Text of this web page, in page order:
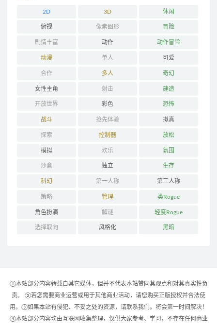
2D 3D 休闲
俯视 像素图形 冒险
剧情丰富 动作 动作冒险
动漫 单人 可爱
合作 多人 奇幻
女性主角 射击 建造
开放世界 彩色 恐怖
战斗 抢先体验 拟真
探索 控制器 放松
模拟 欢乐 氛围
沙盒 独立 生存
科幻 第一人称 第三人称
策略 管理 类Rogue
角色扮演 解谜 轻度Rogue
选择取向 风格化 黑暗
①本站部分内容转载自其它媒体，但并不代表本站赞同其观点和对其真实性负
责。 ②若您需要商业运营或用于其他商业活动，请您购买正版授权并合法使
用。③如果本站有侵犯、不妥之处的资源，请联系我们。将会第一时间解决！
④本站部分内容均由互联网收集整理，仅供大家参考、学习，不存在任何商业